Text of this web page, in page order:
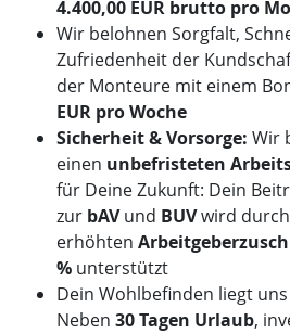
4.400,00 EUR brutto pro
Wir belohnen Sorgfalt,
Zufriedenheit der
der Monteure mit einem
EUR pro Woche
Sicherheit & Vorsorge: Wir
einen unbefristeten
für Deine Zukunft: Dein
zur bAVund BUVwird
erhöhten
% unterstützt
Dein Wohlbefinden liegt
Neben 30 Tagen Urlaub,